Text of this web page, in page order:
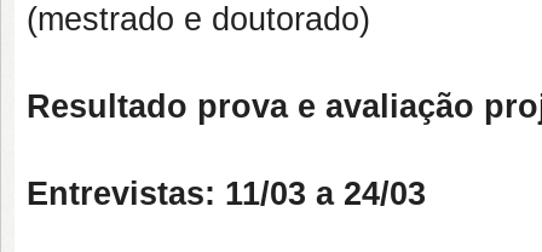
(mestrado e doutorado)
Resultado prova e avaliação
Entrevistas: 11/03 a 24/03